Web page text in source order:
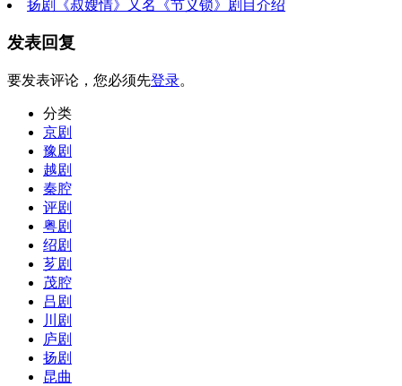
扬剧《叔嫂情》又名《节义锁》剧目介绍
发表回复
要发表评论，您必须先登录。
分类
京剧
豫剧
越剧
秦腔
评剧
粤剧
绍剧
芗剧
茂腔
吕剧
川剧
庐剧
扬剧
昆曲